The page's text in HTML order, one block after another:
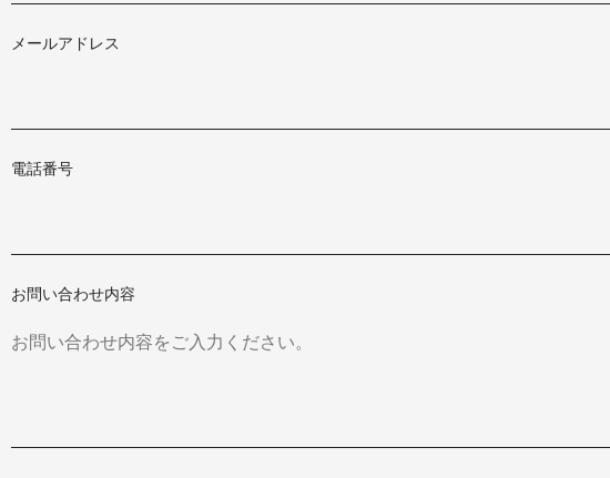
メールアドレス
電話番号
お問い合わせ内容